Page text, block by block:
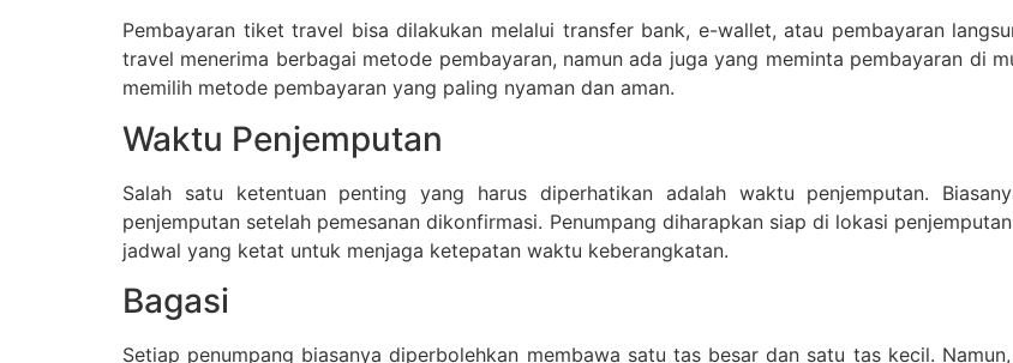
Pembayaran tiket travel bisa dilakukan melalui transfer bank, e-wallet, atau pembayaran
travel menerima berbagai metode pembayaran, namun ada juga yang meminta pembayaran di
memilih metode pembayaran yang paling nyaman dan aman.
Waktu Penjemputan
Salah satu ketentuan penting yang harus diperhatikan adalah waktu penjemputan.
penjemputan setelah pemesanan dikonfirmasi. Penumpang diharapkan siap di lokasi
jadwal yang ketat untuk menjaga ketepatan waktu keberangkatan.
Bagasi
Setiap penumpang biasanya diperbolehkan membawa satu tas besar dan satu tas kecil.